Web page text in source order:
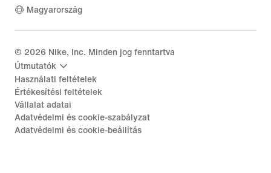
Magyarország
© 2026 Nike, Inc. Minden jog fenntartva
Útmutatók
Használati feltételek
Értékesítési feltételek
Vállalat adatai
Adatvédelmi és cookie-szabályzat
Adatvédelmi és cookie-beállítás